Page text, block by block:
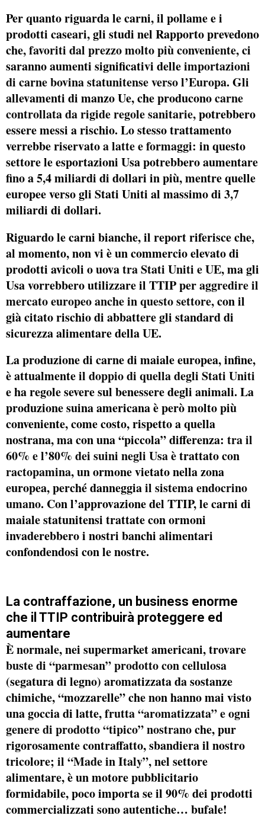
Per quanto riguarda le carni, il pollame e i
prodotti caseari, gli studi nel Rapporto prevedono
che,favoriti dal prezzo molto più conveniente, ci
saranno aumenti significativi delleimportazioni
di carne bovina statunitense verso l’Europa. Gli
allevamenti di manzo Ue, che produconocarne
controllata da rigide regole sanitarie, potrebbero
essere messi a rischio. Lo stesso trattamento
verrebbe riservatoa latte e formaggi: in questo
settore le esportazioni Usa potrebbero aumentare
fino a 5,4 miliardi di dollari in più, mentre quelle
europee verso gli Stati Uniti al massimo di 3,7
miliardi di dollari.
Riguardo le carni bianche, il report riferisce che,
al momento, non vi è un commercio elevato di
prodotti avicoli o uovatra Stati Uniti e UE, ma gli
Usa vorrebbero utilizzare il TTIP peraggredire il
mercato europeo anche in questo settore,con il
già citato rischio di abbattere gli standard di
sicurezza alimentare della UE.
La produzione di carne di maiale europea, infine,
è attualmenteil doppio di quella degli Stati Uniti
e ha regole severe sul benessere degli animali. La
produzione suina americana è però molto più
conveniente, come costo, rispetto a quella
nostrana, ma con una “piccola” differenza: tra il
60% e l’80% dei suini negli Usaè trattato con
ractopamina, un ormone vietato nella zona
europea, perché danneggiail sistema endocrino
umano. Con l’approvazione del TTIP, le carni di
maiale statunitensi trattate con ormoni
invaderebbero i nostri banchi alimentari
confondendosi con le nostre.
La contraffazione, un business enorme
che il TTIP contribuirà proteggere ed
aumentare
È normale, nei supermarket americani, trovare
buste di “parmesan” prodotto con cellulosa
(segatura di legno) aromatizzata da sostanze
chimiche, “mozzarelle” che non hanno mai visto
una goccia di latte,frutta “aromatizzata” e ogni
genere di prodotto “tipico” nostranoche, pur
rigorosamente contraffatto, sbandiera il nostro
tricolore; il “Made in Italy”, nel settore
alimentare, è un motore pubblicitario
formidabile, poco importa se il 90% dei prodotti
commercializzati sono autentiche… bufale!